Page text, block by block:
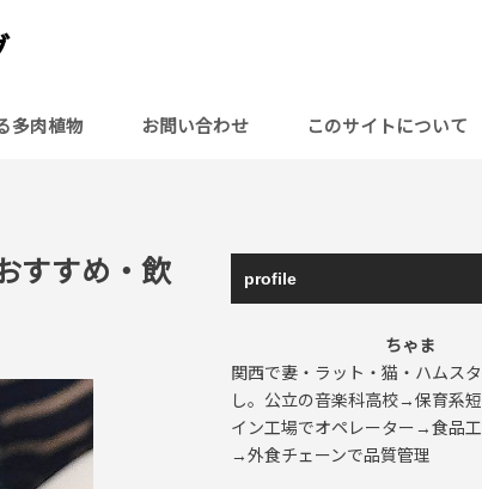
多肉植物 お問い合わせ このサイトについて
すすめ・飲
profile
ちゃま
関西で妻・ラット・猫・ハムス
し。公立の音楽科高校→保育系
イン工場でオペレーター→食品
→外食チェーンで品質管理